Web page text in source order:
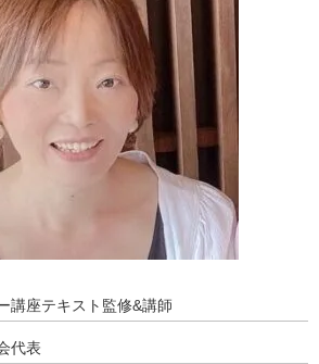
Close
講座テキスト監修&講師
代表